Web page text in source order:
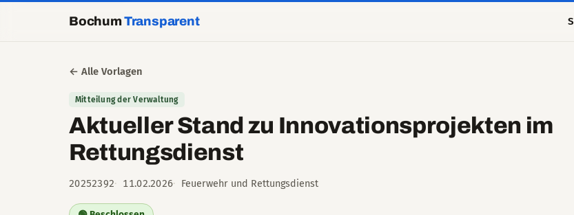
BochumTransparent
← Alle Vorlagen
Mitteilung der Verwaltung
Aktueller Stand zu Innovationsprojekten im
Rettungsdienst
20252392 11.02.2026 Feuerwehr und Rettungsdienst